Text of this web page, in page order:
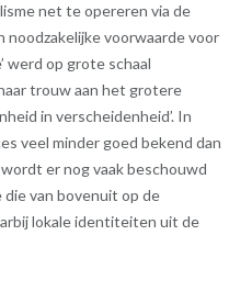
net te opereren via de
voorwaarde voor
werd op grote schaal
trouw aan het grotere
in verscheidenheid’. In
veel minder goed bekend dan
er nog vaak beschouwd
van bovenuit op de
lokale identiteiten uit de